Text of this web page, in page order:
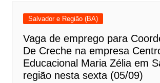
Salvador e Região (BA)
Vaga de emprego para
De Creche na empresa
Educacional Maria Zélia em
região nesta sexta (05/09)